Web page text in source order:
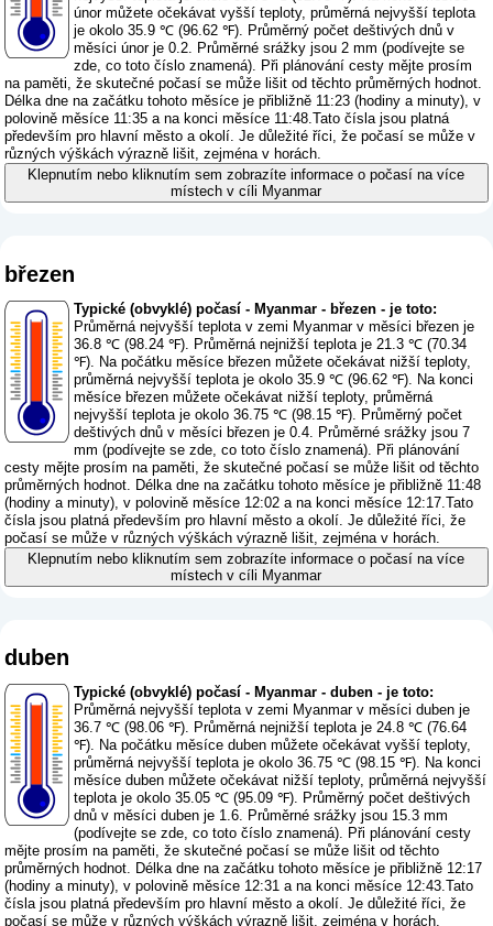
únor můžete očekávat vyšší teploty, průměrná nejvyšší teplota
je okolo 35.9 ℃ (96.62 ℉). Průměrný počet deštivých dnů v
měsíci únor je 0.2. Průměrné srážky jsou 2 mm (podívejte se
zde, co toto číslo znamená). Při plánování cesty mějte prosím
na paměti, že skutečné počasí se může lišit od těchto průměrných hodnot.
Délka dne na začátku tohoto měsíce je přibližně 11:23 (hodiny a minuty), v
polovině měsíce 11:35 a na konci měsíce 11:48.Tato čísla jsou platná
především pro hlavní město a okolí. Je důležité říci, že počasí se může v
různých výškách výrazně lišit, zejména v horách.
Klepnutím nebo kliknutím sem zobrazíte informace o počasí na více
místech v cíli Myanmar
březen
Typické (obvyklé) počasí - Myanmar - březen - je toto:
Průměrná nejvyšší teplota v zemi Myanmar v měsíci březen je
36.8 ℃ (98.24 ℉). Průměrná nejnižší teplota je 21.3 ℃ (70.34
℉). Na počátku měsíce březen můžete očekávat nižší teploty,
průměrná nejvyšší teplota je okolo 35.9 ℃ (96.62 ℉). Na konci
měsíce březen můžete očekávat nižší teploty, průměrná
nejvyšší teplota je okolo 36.75 ℃ (98.15 ℉). Průměrný počet
deštivých dnů v měsíci březen je 0.4. Průměrné srážky jsou 7
mm (podívejte se zde, co toto číslo znamená). Při plánování
cesty mějte prosím na paměti, že skutečné počasí se může lišit od těchto
průměrných hodnot. Délka dne na začátku tohoto měsíce je přibližně 11:48
(hodiny a minuty), v polovině měsíce 12:02 a na konci měsíce 12:17.Tato
čísla jsou platná především pro hlavní město a okolí. Je důležité říci, že
počasí se může v různých výškách výrazně lišit, zejména v horách.
Klepnutím nebo kliknutím sem zobrazíte informace o počasí na více
místech v cíli Myanmar
duben
Typické (obvyklé) počasí - Myanmar - duben - je toto:
Průměrná nejvyšší teplota v zemi Myanmar v měsíci duben je
36.7 ℃ (98.06 ℉). Průměrná nejnižší teplota je 24.8 ℃ (76.64
℉). Na počátku měsíce duben můžete očekávat vyšší teploty,
průměrná nejvyšší teplota je okolo 36.75 ℃ (98.15 ℉). Na konci
měsíce duben můžete očekávat nižší teploty, průměrná nejvyšší
teplota je okolo 35.05 ℃ (95.09 ℉). Průměrný počet deštivých
dnů v měsíci duben je 1.6. Průměrné srážky jsou 15.3 mm
(podívejte se zde, co toto číslo znamená). Při plánování cesty
mějte prosím na paměti, že skutečné počasí se může lišit od těchto
průměrných hodnot. Délka dne na začátku tohoto měsíce je přibližně 12:17
(hodiny a minuty), v polovině měsíce 12:31 a na konci měsíce 12:43.Tato
čísla jsou platná především pro hlavní město a okolí. Je důležité říci, že
počasí se může v různých výškách výrazně lišit, zejména v horách.